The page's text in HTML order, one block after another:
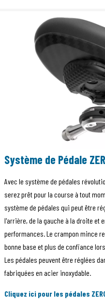
Système de Pédale
Avec le système de pédales
serez prêt pour la course à tout
système de pédales qui peut être
l'arrière, de la gauche à la droite et
performances. Le crampon mince
bonne base et plus de confiance
Les pédales peuvent être réglées
fabriquées en acier inoxydable.
Cliquez ici pour les pédales